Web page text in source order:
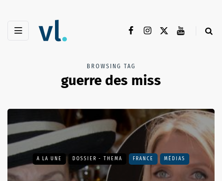
BROWSING TAG
guerre des miss
A LA UNE DOSSIER - THEMA FRANCE MÉDIAS